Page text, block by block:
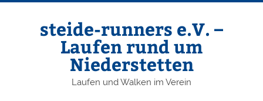
Zum
steide-runners e.V. –
Laufen rund um
Niederstetten
Laufen und Walken im Verein